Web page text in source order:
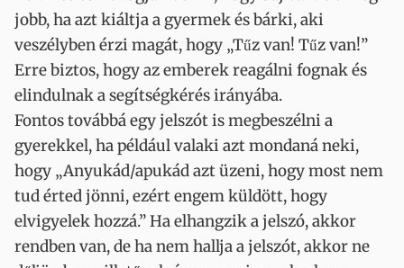
jobb, ha azt kiáltja a gyermek és bárki, aki
veszélyben érzi magát, hogy „Tűz van! Tűz van!”
Erre biztos, hogy az emberek reagálni fognak és
elindulnak a segítségkérés irányába.
Fontos továbbá egy jelszót is megbeszélni a
gyerekkel, ha például valaki azt mondaná neki,
hogy „Anyukád/apukád azt üzeni, hogy most nem
tud érted jönni, ezért engem küldött, hogy
elvigyelek hozzá.” Ha elhangzik a jelszó, akkor
rendben van, de ha nem hallja a jelszót, akkor ne